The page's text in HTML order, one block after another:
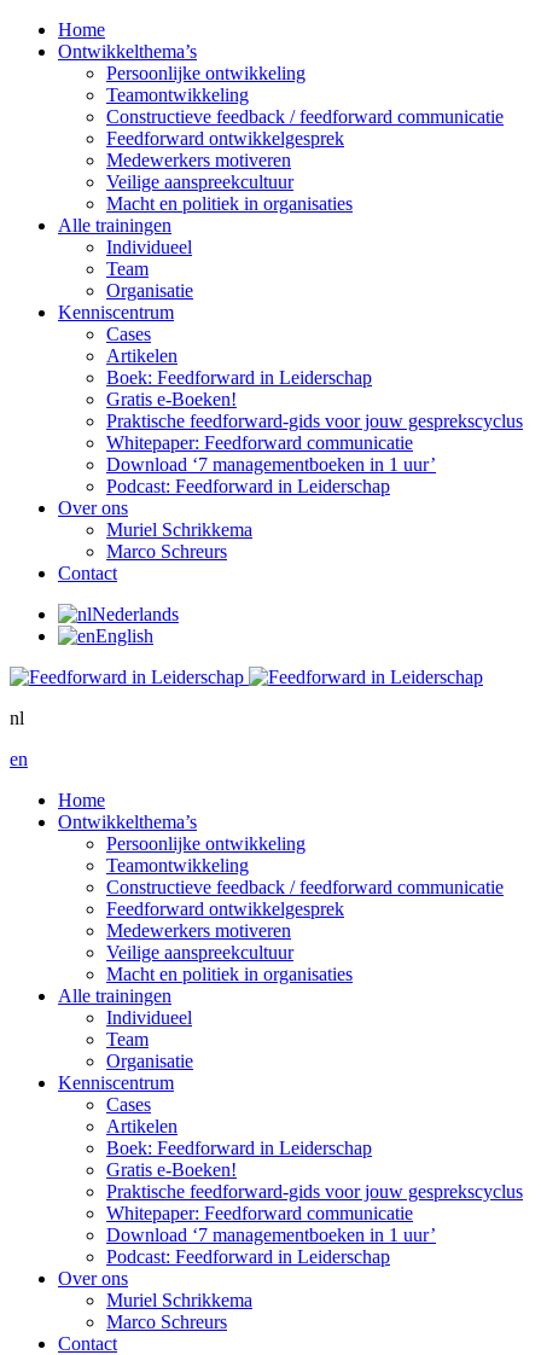
Home
Ontwikkelthema’s
Persoonlijke ontwikkeling
Teamontwikkeling
Constructieve feedback / feedforward communicatie
Feedforward ontwikkelgesprek
Medewerkers motiveren
Veilige aanspreekcultuur
Macht en politiek in organisaties
Alle trainingen
Individueel
Team
Organisatie
Kenniscentrum
Cases
Artikelen
Boek: Feedforward in Leiderschap
Gratis e-Boeken!
Praktische feedforward-gids voor jouw gesprekscyclus
Whitepaper: Feedforward communicatie
Download ‘7 managementboeken in 1 uur’
Podcast: Feedforward in Leiderschap
Over ons
Muriel Schrikkema
Marco Schreurs
Contact
Nederlands
English
nl
en
Home
Ontwikkelthema’s
Persoonlijke ontwikkeling
Teamontwikkeling
Constructieve feedback / feedforward communicatie
Feedforward ontwikkelgesprek
Medewerkers motiveren
Veilige aanspreekcultuur
Macht en politiek in organisaties
Alle trainingen
Individueel
Team
Organisatie
Kenniscentrum
Cases
Artikelen
Boek: Feedforward in Leiderschap
Gratis e-Boeken!
Praktische feedforward-gids voor jouw gesprekscyclus
Whitepaper: Feedforward communicatie
Download ‘7 managementboeken in 1 uur’
Podcast: Feedforward in Leiderschap
Over ons
Muriel Schrikkema
Marco Schreurs
Contact